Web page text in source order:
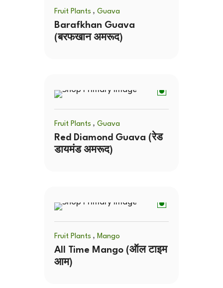
Fruit Plants , Guava
Barafkhan Guava
(बरफखान अमरूद)
Fruit Plants , Guava
Red Diamond Guava (रेड
डायमंड अमरूद)
Fruit Plants , Mango
All Time Mango (ऑल टाइम
आम)